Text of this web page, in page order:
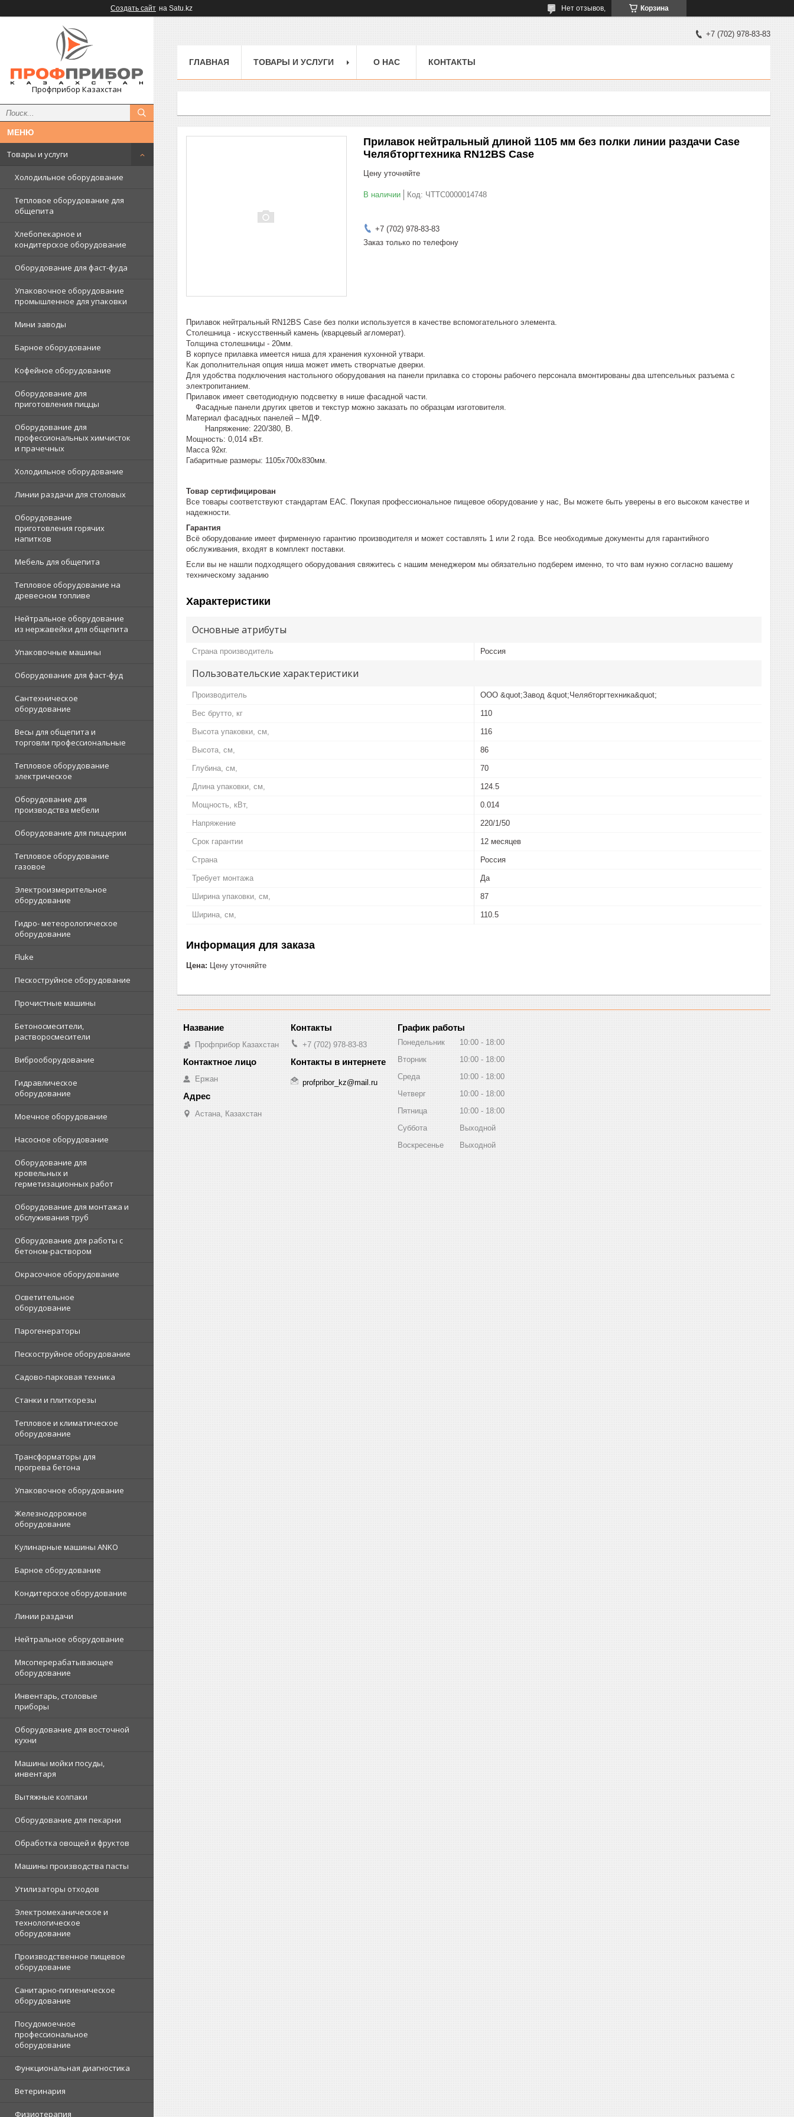
Создать сайт на Satu.kz Корзина
Нет отзывов,
Профприбор Казахстан
Товары и услуги
Холодильное оборудование
Тепловое оборудование для
общепита
Хлебопекарное и
кондитерское оборудование
Оборудование для фаст-фуда
Упаковочное оборудование
промышленное для упаковки
Мини заводы
Барное оборудование
Кофейное оборудование
Оборудование для
приготовления пиццы
Оборудование для
профессиональных химчисток
и прачечных
Холодильное оборудование
Линии раздачи для столовых
Оборудование
приготовления горячих
напитков
Мебель для общепита
Тепловое оборудование на
древесном топливе
Нейтральное оборудование
из нержавейки для общепита
Упаковочные машины
Оборудование для фаст-фуд
Сантехническое
оборудование
Весы для общепита и
торговли профессиональные
Тепловое оборудование
электрическое
Оборудование для
производства мебели
Оборудование для пиццерии
Тепловое оборудование
газовое
Электроизмерительное
оборудование
Гидро- метеорологическое
оборудование
Fluke
Пескоструйное оборудование
Прочистные машины
Бетоносмесители,
растворосмесители
Виброоборудование
Гидравлическое
оборудование
Моечное оборудование
Насосное оборудование
Оборудование для
кровельных и
герметизационных работ
Оборудование для монтажа и
обслуживания труб
Оборудование для работы с
бетоном-раствором
Окрасочное оборудование
Осветительное
оборудование
Парогенераторы
Пескоструйное оборудование
Садово-парковая техника
Станки и плиткорезы
Тепловое и климатическое
оборудование
Трансформаторы для
прогрева бетона
Упаковочное оборудование
Железнодорожное
оборудование
Кулинарные машины ANKO
Барное оборудование
Кондитерское оборудование
Линии раздачи
Нейтральное оборудование
Мясоперерабатывающее
оборудование
Инвентарь, столовые
приборы
Оборудование для восточной
кухни
Машины мойки посуды,
инвентаря
Вытяжные колпаки
Оборудование для пекарни
Обработка овощей и фруктов
Машины производства пасты
Утилизаторы отходов
Электромеханическое и
технологическое
оборудование
Производственное пищевое
оборудование
Санитарно-гигиеническое
оборудование
Посудомоечное
профессиональное
оборудование
Функциональная диагностика
Ветеринария
Физиотерапия
+7 (702) 978-83-83
ГЛАВНАЯ ТОВАРЫ И УСЛУГИ О НАС КОНТАКТЫ
Прилавок нейтральный длиной 1105 мм без полки линии раздачи Case
Челябторгтехника RN12ВS Case
Цену уточняйте
В наличии Код: ЧТТС0000014748
+7 (702) 978-83-83
Заказ только по телефону
Прилавок нейтральный RN12ВS Case без полки используется в качестве вспомогательного элемента.
Столешница - искусственный камень (кварцевый агломерат).
Толщина столешницы - 20мм.
В корпусе прилавка имеется ниша для хранения кухонной утвари.
Как дополнительная опция ниша может иметь створчатые дверки.
Для удобства подключения настольного оборудования на панели прилавка со стороны рабочего персонала вмонтированы два штепсельных разъема с
электропитанием.
Прилавок имеет светодиодную подсветку в нише фасадной части.
Фасадные панели других цветов и текстур можно заказать по образцам изготовителя.
Материал фасадных панелей – МДФ.
Напряжение: 220/380, В.
Мощность: 0,014 кВт.
Масса 92кг.
Габаритные размеры: 1105х700х830мм.
Товар сертифицирован
Все товары соответствуют стандартам EAC. Покупая профессиональное пищевое оборудование у нас, Вы можете быть уверены в его высоком качестве и
надежности.
Гарантия
Всё оборудование имеет фирменную гарантию производителя и может составлять 1 или 2 года. Все необходимые документы для гарантийного
обслуживания, входят в комплект поставки.
Если вы не нашли подходящего оборудования свяжитесь с нашим менеджером мы обязательно подберем именно, то что вам нужно согласно вашему
техническому заданию
Характеристики
Основные атрибуты
Страна производитель Россия
Пользовательские характеристики
Производитель ООО &quot;Завод &quot;Челябторгтехника&quot;
Вес брутто, кг 110
Высота упаковки, см, 116
Высота, см, 86
Глубина, см, 70
Длина упаковки, см, 124.5
Мощность, кВт, 0.014
Напряжение 220/1/50
Срок гарантии 12 месяцев
Страна Россия
Требует монтажа Да
Ширина упаковки, см, 87
Ширина, см, 110.5
Информация для заказа
Цена: Цену уточняйте
Профприбор Казахстан
Ержан
Астана, Казахстан
+7 (702) 978-83-83
profpribor_kz@mail.ru
График работы
Понедельник 10:00
18:00
Вторник
10:00
18:00
Среда
10:00
18:00
Четверг
10:00
18:00
Пятница
10:00
18:00
Суббота
Выходной
Воскресенье
Выходной